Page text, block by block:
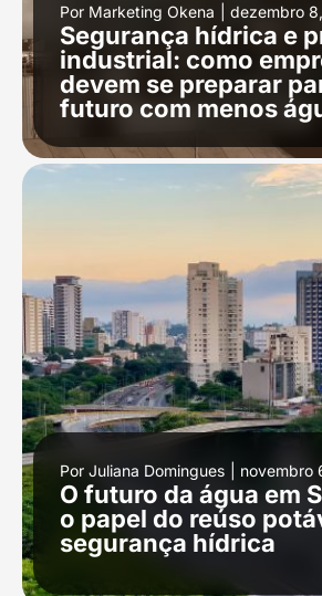
Por Marketing Okena dezembro
Segurança hídrica e
industrial: como
devem se preparar
futuro com menos
Por Juliana Domingues novembro
O futuro da água em
o papel do reúso
segurança hídrica